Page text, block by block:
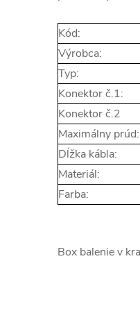
Kód:
Výrobca:
Typ:
Konektor č.1:
Konektor č.2
Maximálny prúd:
Dĺžka kábla:
Materiál:
Farba:
Box balenie v